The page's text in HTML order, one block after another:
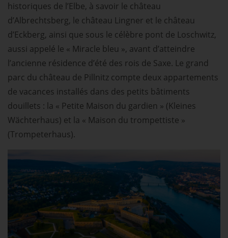
historiques de l’Elbe, à savoir le château
d’Albrechtsberg, le château Lingner et le château
d’Eckberg, ainsi que sous le célèbre pont de Loschwitz,
aussi appelé le « Miracle bleu », avant d’atteindre
l’ancienne résidence d’été des rois de Saxe. Le grand
parc du château de Pillnitz compte deux appartements
de vacances installés dans des petits bâtiments
douillets : la « Petite Maison du gardien » (Kleines
Wächterhaus) et la « Maison du trompettiste »
(Trompeterhaus).